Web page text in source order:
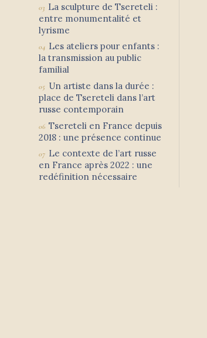
La sculpture de Tsereteli :
entre monumentalité et
lyrisme
Les ateliers pour enfants :
la transmission au public
familial
Un artiste dans la durée :
place de Tsereteli dans l’art
russe contemporain
Tsereteli en France depuis
2018 : une présence continue
Le contexte de l’art russe
en France après 2022 : une
redéfinition nécessaire